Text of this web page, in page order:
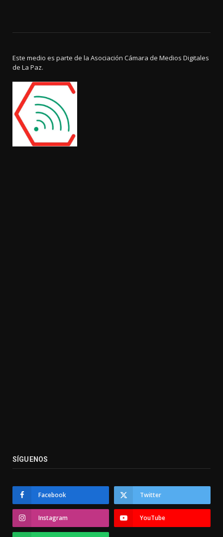
Este medio es parte de la Asociación Cámara de Medios Digitales
de La Paz.
SÍGUENOS
Facebook Twitter
Instagram YouTube